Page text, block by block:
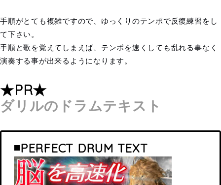
手順がとても複雑ですので、ゆっくりのテンポで反復練習をし
て下さい。
手順と歌を覚えてしまえば、テンポを速くしても乱れる事なく
演奏する事が出来るようになります。
★PR★
ダリルのドラムテキスト
◾️PERFECT DRUM TEXT